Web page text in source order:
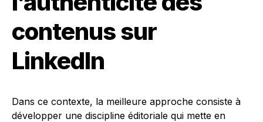
contenus sur
LinkedIn
Dans ce contexte, la meilleure approche consiste à
développer une discipline éditoriale qui mette en